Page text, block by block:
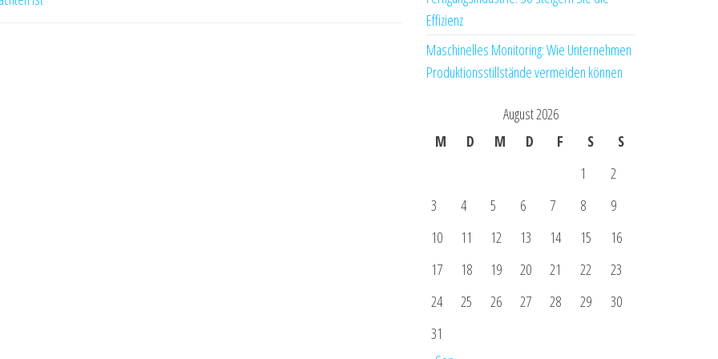
Effizienz
Maschinelles Monitoring: Wie Unternehmen
Produktionsstillstände vermeiden können
August 2026
M
D M D F S
S
1
2
3
4 5 6 7 8
9
10
11 12 13 14 15
16
17
18 19 20 21 22
23
24
25 26 27 28 29
30
31